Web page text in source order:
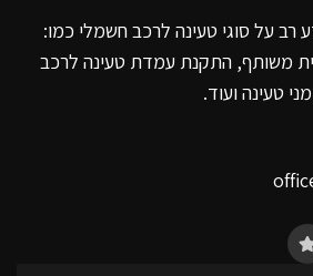
רב על סוגי טעינה לרכב חשמלי כמו:
משותף, התקנת עמדת טעינה לרכב
טעינה ועוד.